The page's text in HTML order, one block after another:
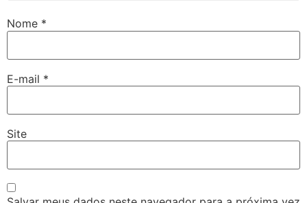
Nome *
E-mail *
Site